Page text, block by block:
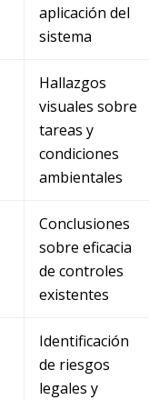
aplicación del
sistema
Hallazgos
visuales sobre
tareas y
condiciones
ambientales
Conclusiones
sobre eficacia
de controles
existentes
Identificación
de riesgos
legales y